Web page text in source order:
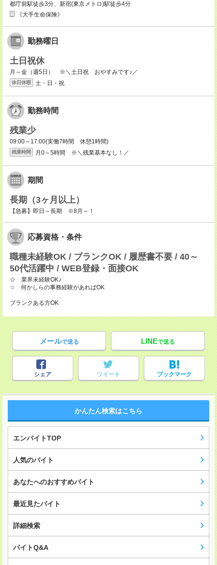
都庁前駅徒歩3分、新宿(東京メトロ)駅徒歩4分
《大手生命保険》
勤務曜日
土日祝休
月～金（週5日） ※＼土日祝 おやすみです♪／
休日休暇 土・日・祝
勤務時間
残業少
09:00～17:00(実働7時間 休憩1時間)
残業時間 月0～5時間 ※＼残業基本なし！／
期間
長期（3ヶ月以上）
【急募】即日～長期 ※8月～！
応募資格・条件
職種未経験OK / ブランクOK / 履歴書不要 / 40～
50代活躍中 / WEB登録・面接OK
☆ 業界未経験OK♪
☆ 何かしらの事務経験があればOK
ブランクある方OK
メールで送る LINEで送る
シェア ツイート ブックマーク
かんたん検索はこちら
エンバイトTOP
人気のバイト
あなたへのおすすめバイト
最近見たバイト
詳細検索
バイトQ&A